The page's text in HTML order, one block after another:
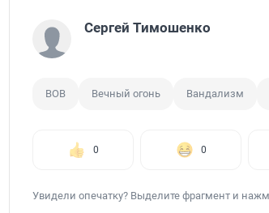
Сергей Тимошенко
ВОВ Вечный огонь Вандализм
0 0
Увидели опечатку? Выделите фрагмент и